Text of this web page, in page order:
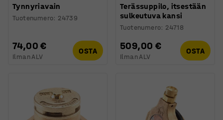
Tynnyriavain
Tuotenumero: 24739
74,00 €
Ilman ALV
OSTA
Terässuppilo, itsestään
sulkeutuva kansi
Tuotenumero: 24718
509,00 €
Ilman ALV
OSTA